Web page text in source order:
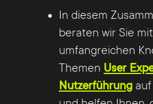
Übersetzungen von
deutschen Content in
zu realisieren, haben wir
diverser Kundenprojekte
mit der TYPO3 Extension
wv_deepltranslate
In diesem
beraten wir Sie
umfangreichen
Themen User
Nutzerführung